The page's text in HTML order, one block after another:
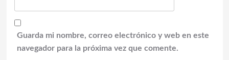
Guarda mi nombre, correo electrónico y web en este
navegador para la próxima vez que comente.